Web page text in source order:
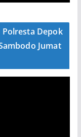
Depok
Jumat